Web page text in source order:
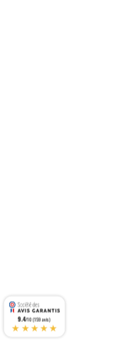
9.4/10 (159 avis)
★★★★★